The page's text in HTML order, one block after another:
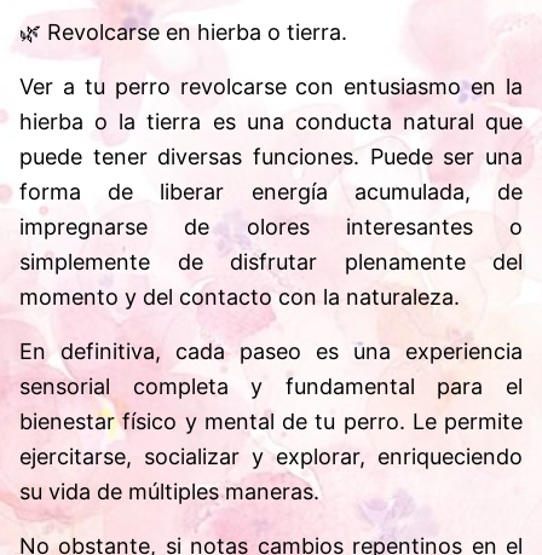
🌿 Revolcarse en hierba o tierra.
Ver a tu perro revolcarse con entusiasmo en la
hierba o la tierra es una conducta natural que
puede tener diversas funciones. Puede ser una
forma de liberar energía acumulada, de
impregnarse de olores interesantes o
simplemente de disfrutar plenamente del
momento y del contacto con la naturaleza.
En definitiva, cada paseo es una experiencia
sensorial completa y fundamental para el
bienestar físico y mental de tu perro. Le permite
ejercitarse, socializar y explorar, enriqueciendo
su vida de múltiples maneras.
No obstante, si notas cambios repentinos en el